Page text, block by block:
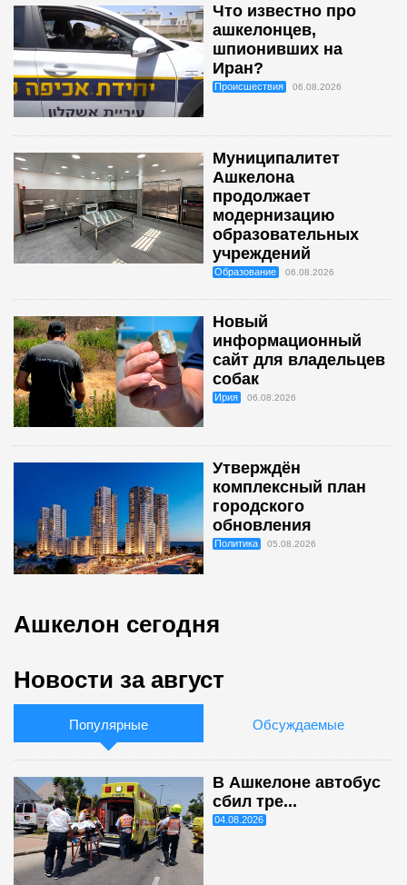
Что известно про
ашкелонцев,
шпионивших на
Иран?
Происшествия 06.08.2026
Муниципалитет
Ашкелона
продолжает
модернизацию
образовательных
учреждений
Образование 06.08.2026
Новый
информационный
сайт для владельцев
собак
Ирия 06.08.2026
Утверждён
комплексный план
городского
обновления
Политика 05.08.2026
Ашкелон сегодня
Новости за август
Популярные Обсуждаемые
В Ашкелоне автобус
сбил тре...
04.08.2026